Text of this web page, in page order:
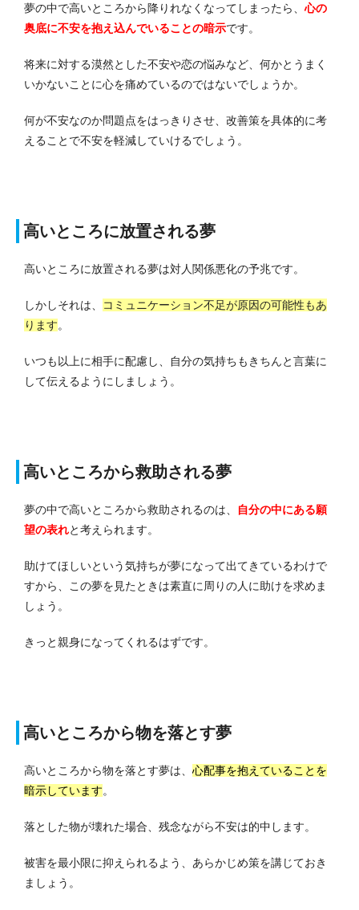
夢の中で高いところから降りれなくなってしまったら、 心の
奥底に不安を抱え込んでいることの暗示です。
将来に対する漠然とした不安や恋の悩みなど、何かとうまく
いかないことに心を痛めているのではないでしょうか。
何が不安なのか問題点をはっきりさせ、改善策を具体的に考
えることで不安を軽減していけるでしょう。
高いところに放置される夢
高いところに放置される夢は対人関係悪化の予兆です。
しかしそれは、
コミュニケーション不足が原因の可能性もあ
ります。
いつも以上に相手に配慮し、自分の気持ちもきちんと言葉に
して伝えるようにしましょう。
高いところから救助される夢
夢の中で高いところから救助されるのは、
自分の中にある願
望の表れと考えられます。
助けてほしいという気持ちが夢になって出てきているわけで
すから、この夢を見たときは素直に周りの人に助けを求めま
しょう。
きっと親身になってくれるはずです。
高いところから物を落とす夢
高いところから物を落とす夢は、 心配事を抱えていることを
暗示しています。
落とした物が壊れた場合、残念ながら不安は的中します。
被害を最小限に抑えられるよう、あらかじめ策を講じておき
ましょう。